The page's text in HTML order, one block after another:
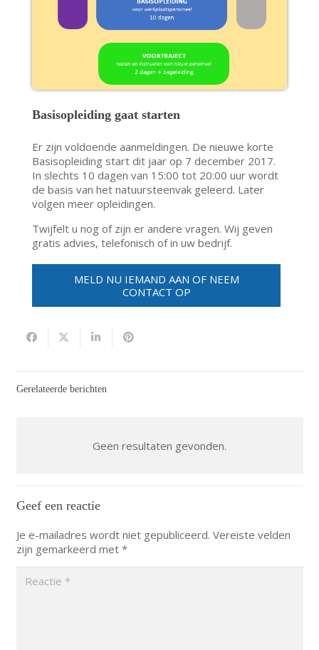
Basisopleiding gaat starten
Er zijn voldoende aanmeldingen. De nieuwe korte
Basisopleiding start dit jaar op 7 december 2017.
In slechts 10 dagen van 15:00 tot 20:00 uur wordt
de basis van het natuursteenvak geleerd. Later
volgen meer opleidingen.
Twijfelt u nog of zijn er andere vragen. Wij geven
gratis advies, telefonisch of in uw bedrijf.
MELD NU IEMAND AAN OF NEEM
CONTACT OP
Gerelateerde berichten
Geen resultaten gevonden.
Geef een reactie
Je e-mailadres wordt niet gepubliceerd. Vereiste velden
zijn gemarkeerd met *